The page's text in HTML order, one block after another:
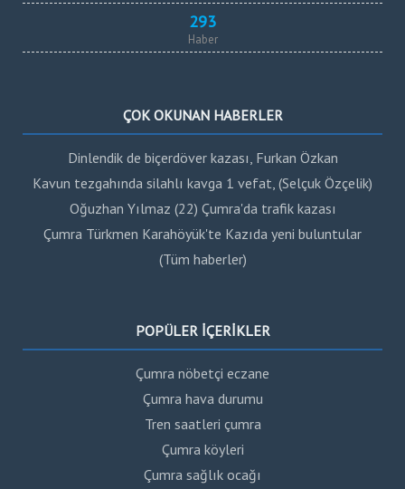
293
Haber
ÇOK OKUNAN HABERLER
Dinlendik de biçerdöver kazası, Furkan Özkan
Kavun tezgahında silahlı kavga 1 vefat, (Selçuk Özçelik)
Oğuzhan Yılmaz (22) Çumra'da trafik kazası
Çumra Türkmen Karahöyük'te Kazıda yeni buluntular
(Tüm haberler)
POPÜLER İÇERİKLER
Çumra nöbetçi eczane
Çumra hava durumu
Tren saatleri çumra
Çumra köyleri
Çumra sağlık ocağı